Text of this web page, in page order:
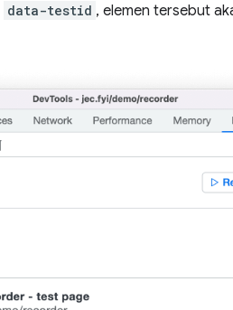
data-testid , elemen tersebut